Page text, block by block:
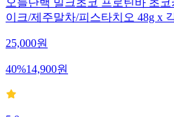
오늘단백 밀크초코 프로틴바 초
이크/제주말차/피스타치오 48g x
25,000원
40%14,900원